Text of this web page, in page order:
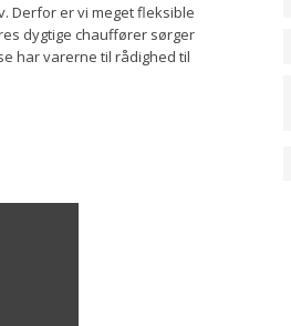
Derfor er vi meget fleksible
dygtige chauffører sørger
har varerne til rådighed til